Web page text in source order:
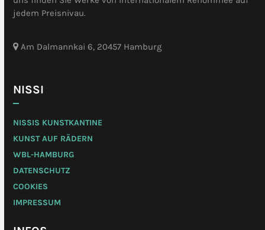
jedem Preisnivau.
Am Dalmannkai 6, 20457 Hamburg
NISSI
NISSIS KUNSTKANTINE
KUNST AUF RÄDERN
WBL-HAMBURG
DATENSCHUTZ
COOKIES
IMPRESSUM